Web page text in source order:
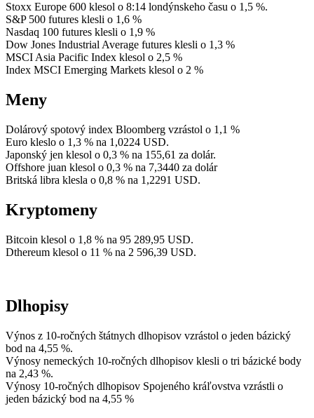
Stoxx Europe 600 klesol o 8:14 londýnskeho času o 1,5 %.
S&P 500 futures klesli o 1,6 %
Nasdaq 100 futures klesli o 1,9 %
Dow Jones Industrial Average futures klesli o 1,3 %
MSCI Asia Pacific Index klesol o 2,5 %
Index MSCI Emerging Markets klesol o 2 %
Meny
Dolárový spotový index Bloomberg vzrástol o 1,1 %
Euro kleslo o 1,3 % na 1,0224 USD.
Japonský jen klesol o 0,3 % na 155,61 za dolár.
Offshore juan klesol o 0,3 % na 7,3440 za dolár
Britská libra klesla o 0,8 % na 1,2291 USD.
Kryptomeny
Bitcoin klesol o 1,8 % na 95 289,95 USD.
Dthereum klesol o 11 % na 2 596,39 USD.
Dlhopisy
Výnos z 10-ročných štátnych dlhopisov vzrástol o jeden bázický
bod na 4,55 %.
Výnosy nemeckých 10-ročných dlhopisov klesli o tri bázické body
na 2,43 %.
Výnosy 10-ročných dlhopisov Spojeného kráľovstva vzrástli o
jeden bázický bod na 4,55 %